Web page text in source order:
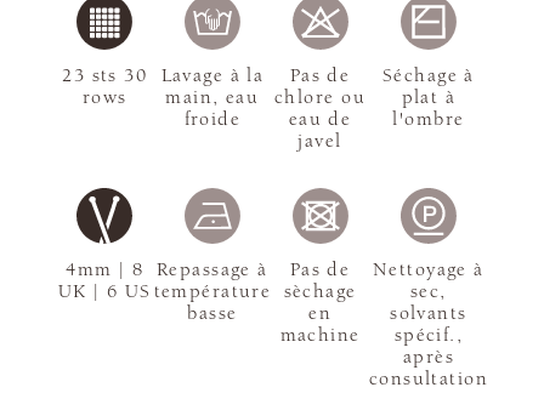
4mm | 8
UK | 6 US
23 sts 30
rows
Lavage à la
main, eau
froide
Pas de
chlore ou
eau de
javel
Séchage à
plat à
l'ombre
Repassage à
température
basse
Pas de
sèchage
en
machine
Nettoyage à
sec,
solvants
spécif.,
après
consultation